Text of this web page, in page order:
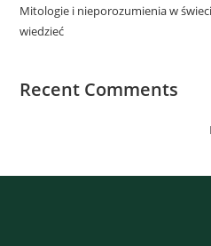
Mitologie i nieporozumienia w
wiedzieć
Recent Comments